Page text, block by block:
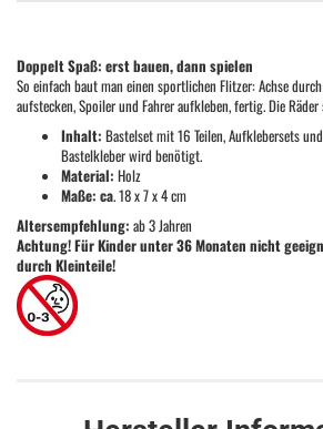
Doppelt Spaß: erst bauen, dann spielen
So einfach baut man einen sportlichen Flitzer: Achse
aufstecken, Spoiler und Fahrer aufkleben, fertig. Die
Inhalt: Bastelset mit 16 Teilen, Aufklebersets
Bastelkleber wird benötigt.
Material: Holz
Maße: ca. 18 x 7 x 4 cm
Altersempfehlung: ab 3 Jahren
Achtung! Für Kinder unter 36 Monaten nicht
durch Kleinteile!